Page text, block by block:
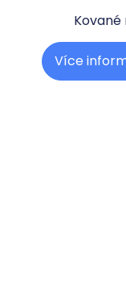
Více